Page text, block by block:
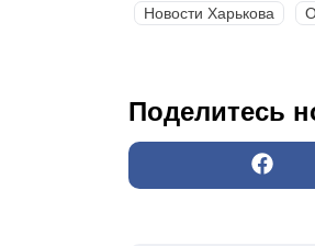
Новости Харькова
Поделитесь